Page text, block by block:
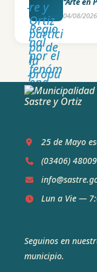
04/08/2026
25 de Mayo
(03406)
Lun a Vie —
Seguinos en
municipio.